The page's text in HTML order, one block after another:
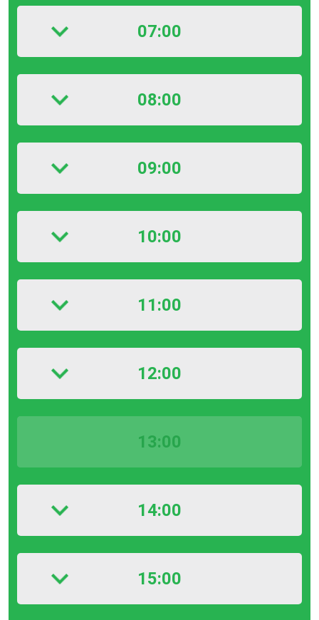
07:00
08:00
09:00
10:00
11:00
12:00
13:00
14:00
15:00